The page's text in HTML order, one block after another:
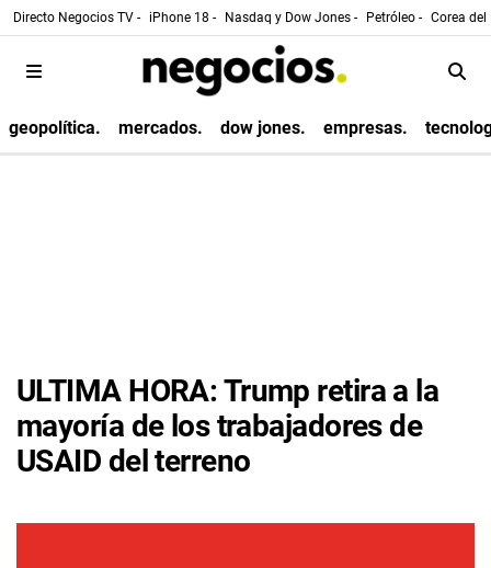
Directo Negocios TV - iPhone 18 - Nasdaq y Dow Jones - Petróleo - Corea
geopolítica. mercados. dow jones. empresas.
ULTIMA HORA: Trump retira a la
mayoría de los trabajadores de
USAID del terreno